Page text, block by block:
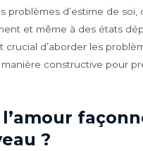
problèmes d’estime de soi,
et même à des états
crucial d’aborder les
constructive pour
?